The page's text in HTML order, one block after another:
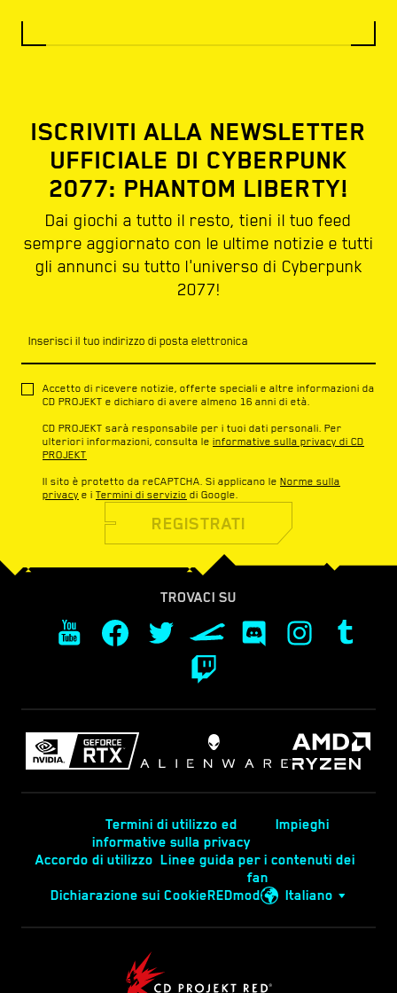
ISCRIVITI ALLA NEWSLETTER
UFFICIALE DI CYBERPUNK
2077: PHANTOM LIBERTY!
Dai giochi a tutto il resto, tieni il tuo feed
sempre aggiornato con le ultime notizie e tutti
gli annunci su tutto l'universo di Cyberpunk
2077!
Inserisci il tuo indirizzo di posta elettronica
Accetto di ricevere notizie, offerte speciali e altre informazioni da
CD PROJEKT e dichiaro di avere almeno 16 anni di età.
CD PROJEKT sarà responsabile per i tuoi dati personali. Per
ulteriori informazioni, consulta le informative sulla privacy di CD
PROJEKT
Il sito è protetto da reCAPTCHA. Si applicano le Norme sulla
privacy e i Termini di servizio di Google.
REGISTRATI
TROVACI SU
Termini di utilizzo ed
informative sulla privacy
Impieghi
Accordo di utilizzo Linee guida per i contenuti dei
fan
Dichiarazione sui CookieREDmod Italiano